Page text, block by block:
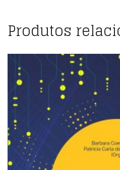
Produtos